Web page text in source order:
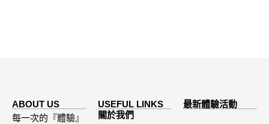
ABOUT US
每一次的『體驗』
USEFUL LINKS
關於我們
最新體驗活動